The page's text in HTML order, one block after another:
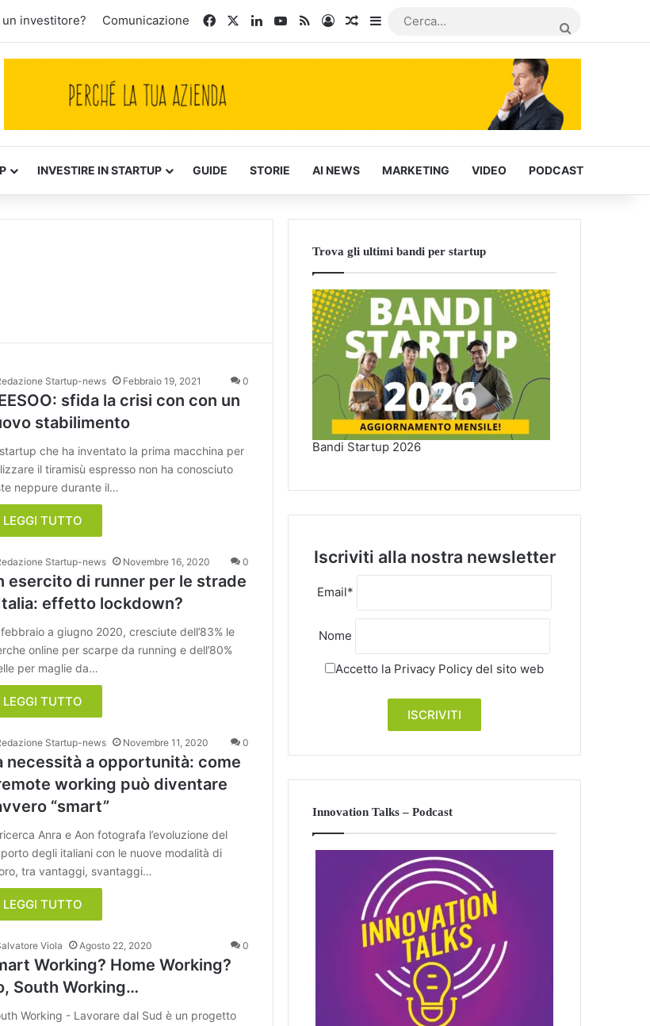
un investitore? Comunicazione FacebookLinkedInYou Tube
RSSAccediArticoli Casuali
Barra laterale
INVESTIRE IN STARTUP GUIDE STORIE AI NEWS MARKETING VIDEO PODCAST
Startup-news Febbraio 19, 2021 0
sfida la crisi con con un
stabilimento
che ha inventato la prima macchina per
il tiramisù espresso non ha conosciuto
neppure durante il…
LEGGI TUTTO
Startup-news Novembre 16, 2020 0
esercito di runner per le strade
effetto lockdown?
a giugno 2020, cresciute dell’83% le
online per scarpe da running e dell’80%
per maglie da…
LEGGI TUTTO
Startup-news Novembre 11, 2020 0
necessità a opportunità: come
working può diventare
“smart”
Anra e Aon fotografa l’evoluzione del
degli italiani con le nuove modalità di
tra vantaggi, svantaggi…
LEGGI TUTTO
Viola Agosto 22, 2020 0
Working? Home Working?
South Working…
Working - Lavorare dal Sud è un progetto
Trova gli ultimi bandi per startup
Bandi Startup 2026
Iscriviti alla nostra newsletter
Email*
Nome
Accetto la Privacy Policy del sito web
Innovation Talks – Podcast